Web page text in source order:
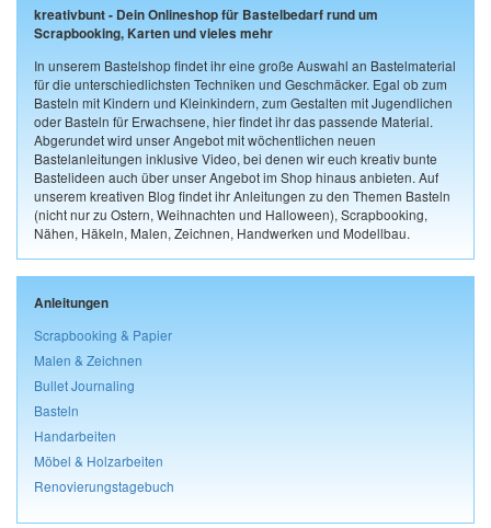
kreativbunt - Dein Onlineshop für Bastelbedarf rund um
Scrapbooking, Karten und vieles mehr
In unserem Bastelshop findet ihr eine große Auswahl an Bastelmaterial
für die unterschiedlichsten Techniken und Geschmäcker. Egal ob zum
Basteln mit Kindern und Kleinkindern, zum Gestalten mit Jugendlichen
oder Basteln für Erwachsene, hier findet ihr das passende Material.
Abgerundet wird unser Angebot mit wöchentlichen neuen
Bastelanleitungen inklusive Video, bei denen wir euch kreativ bunte
Bastelideen auch über unser Angebot im Shop hinaus anbieten. Auf
unserem kreativen Blog findet ihr Anleitungen zu den Themen Basteln
(nicht nur zu Ostern, Weihnachten und Halloween), Scrapbooking,
Nähen, Häkeln, Malen, Zeichnen, Handwerken und Modellbau.
Anleitungen
Scrapbooking & Papier
Malen & Zeichnen
Bullet Journaling
Basteln
Handarbeiten
Möbel & Holzarbeiten
Renovierungstagebuch